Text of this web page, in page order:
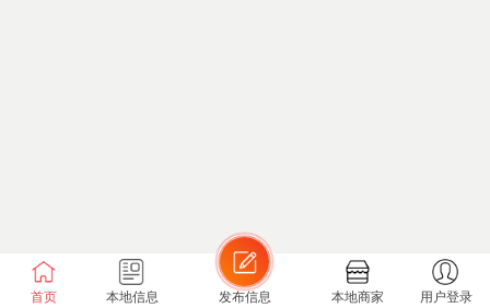
首页 本地信息 发布信息 本地商家 用户登录